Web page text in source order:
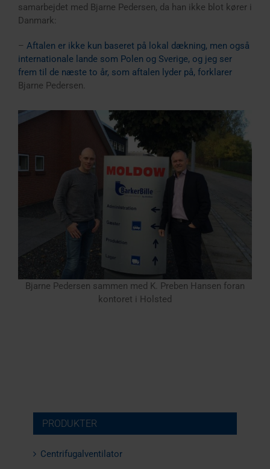
samarbejdet med Bjarne Pedersen, da han ikke blot kører i
Danmark:
– Aftalen er ikke kun baseret på lokal dækning, men også
internationale lande som Polen og Sverige, og jeg ser
frem til de næste to år, som aftalen lyder på, forklarer
Bjarne Pedersen.
Bjarne Pedersen sammen med K. Preben Hansen foran
kontoret i Holsted
PRODUKTER
Centrifugalventilator